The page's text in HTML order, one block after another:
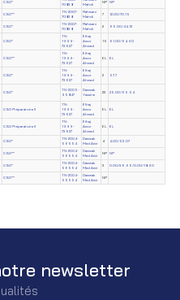
CSO*
70838
Mahdi
NP NP
CSO**
TN-2007-
70838
Rahmani
Mahdi
7 12.00/70.15
CSO*
TN-2007-
70838
Rahmani
Mahdi
2 65.00/44.13
CSO*
TN-
1999-
73627
Elhaj
Amor
Ahmed
15 61.00/64.90
CSO**
TN-
1999-
73627
Elhaj
Amor
Ahmed
EL EL
CSO*
TN-
1999-
73627
Elhaj
Amor
Ahmed
2 57.7
CSO*
TN-2005-
95847
Dammak
Yassine
23 25.00/65.54
CSO Préparatoire II
TN-
1999-
73627
Elhaj
Amor
Ahmed
EL EL
CSO Préparatoire II
TN-
1999-
73627
Elhaj
Amor
Ahmed
EL EL
CSO*
TN-2004-
56554
Dammak
Med Amir
4 4.00/53.07
CSO**
TN-2004-
56554
Dammak
Med Amir
NP NP
CSO*
TN-2004-
56554
Dammak
Med Amir
3 0.00/36.66/0.00/18.90
CSO**
TN-2004-
56554
Dammak
Med Amir
NP
newsletter